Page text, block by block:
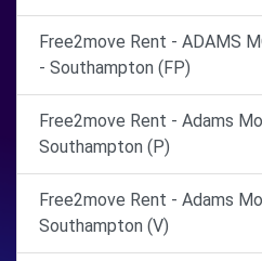
Free2move Rent - ADAMS
- Southampton (FP)
Free2move Rent - Adams
Southampton (P)
Free2move Rent - Adams
Southampton (V)